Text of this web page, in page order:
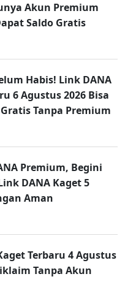
Akun Premium
Saldo Gratis
Habis! Link DANA
6 Agustus 2026 Bisa
Tanpa Premium
Premium, Begini
DANA Kaget 5
Aman
Terbaru 4 Agustus
Tanpa Akun